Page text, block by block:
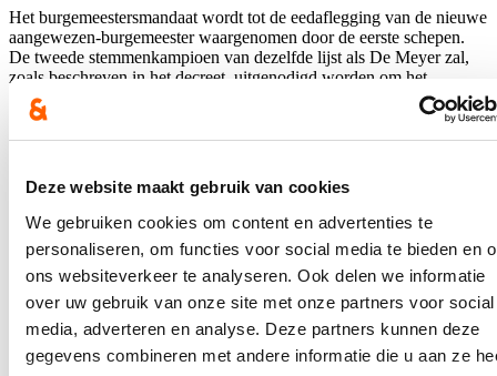
Deze website maakt gebruik van cookies
We gebruiken cookies om content en advertenties te
personaliseren, om functies voor social media te bieden en
ons websiteverkeer te analyseren. Ook delen we informatie
over uw gebruik van onze site met onze partners voor social
media, adverteren en analyse. Deze partners kunnen deze
gegevens combineren met andere informatie die u aan ze
Het burgemeestersmandaat wordt tot de eedaflegging van de nieuwe
aangewezen-burgemeester waargenomen door de eerste schepen.
De tweede stemmenkampioen van dezelfde lijst als De Meyer zal,
zoals beschreven in het decreet, uitgenodigd worden om het
mandaat van aangewezen-burgemeester op te nemen en de eed af te
leggen in handen van de voorzitter van de gemeenteraad. Hierna
volgt opnieuw een benoemingsproces waarbij de minister een
aangewezen-burgemeester.
Blijf op de hoogte
Ontvang mijn nieuwsbrief.
E-mailadres
Postcode